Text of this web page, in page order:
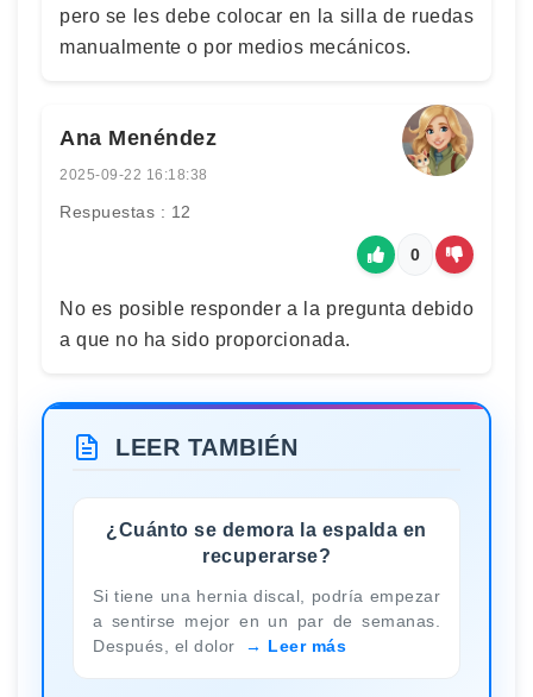
pero se les debe colocar en la silla de ruedas
manualmente o por medios mecánicos.
Ana Menéndez
2025-09-22 16:18:38
Respuestas : 12
0
No es posible responder a la pregunta debido
a que no ha sido proporcionada.
LEER TAMBIÉN
¿Cuánto se demora la espalda en
recuperarse?
Si tiene una hernia discal, podría empezar
a sentirse mejor en un par de semanas.
Después, el dolor
Leer más